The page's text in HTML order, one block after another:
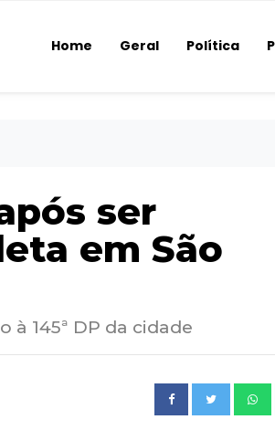
Home Geral Política
ser
em São
145ª DP da cidade